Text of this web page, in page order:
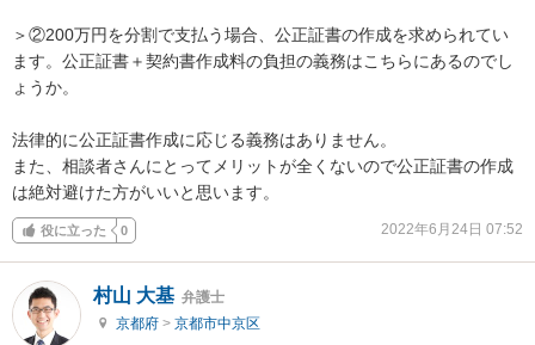
＞②200万円を分割で支払う場合、公正証書の作成を求められてい
ます。公正証書＋契約書作成料の負担の義務はこちらにあるのでし
ょうか。
法律的に公正証書作成に応じる義務はありません。
また、相談者さんにとってメリットが全くないので公正証書の作成
は絶対避けた方がいいと思います。
役に立った 0 2022年6月24日 07:52
村山 大基 弁護士
京都府 > 京都市中京区